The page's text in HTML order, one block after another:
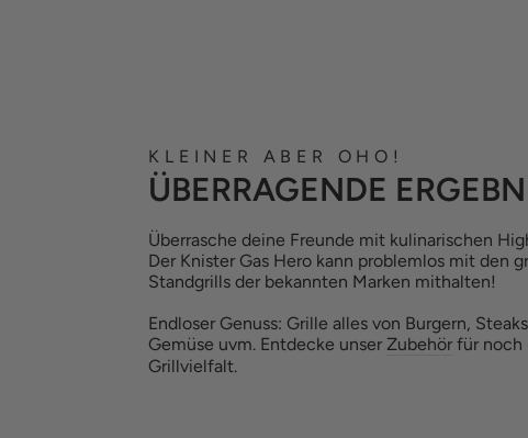
KLEINER ABER OHO!
ÜBERRAGENDE
Überrasche deine Freunde mit kulinarischen
Der Knister Gas Hero kann problemlos mit den
Standgrills der bekannten Marken mithalten!
Endloser Genuss: Grille alles von Burgern,
Gemüse uvm. Entdecke unser Zubehör für noch
Grillvielfalt.